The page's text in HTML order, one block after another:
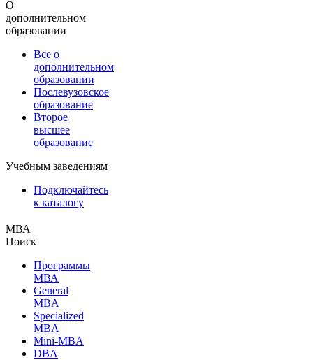
О
дополнительном
образовании
Все о
дополнительном
образовании
Послевузовское
образование
Второе
высшее
образование
Учебным заведениям
Подключайтесь
к каталогу
МВА
Поиск
Программы
МВА
General
MBA
Specialized
MBA
Mini-MBA
DBA